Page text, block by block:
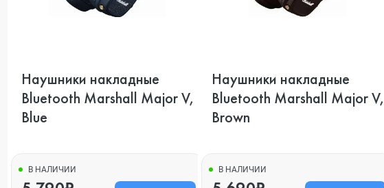
Наушники накладные
Bluetooth Marshall Major V,
Blue
В НАЛИЧИИ
Наушники накладные
Bluetooth Marshall Major V,
Brown
В НАЛИЧИИ